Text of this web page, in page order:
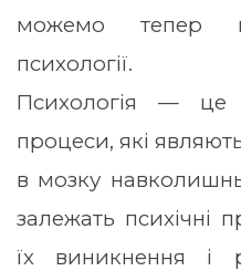
можемо тепер
психології.
Психологія — це
процеси, які
в мозку
залежать психічні
їх виникнення і